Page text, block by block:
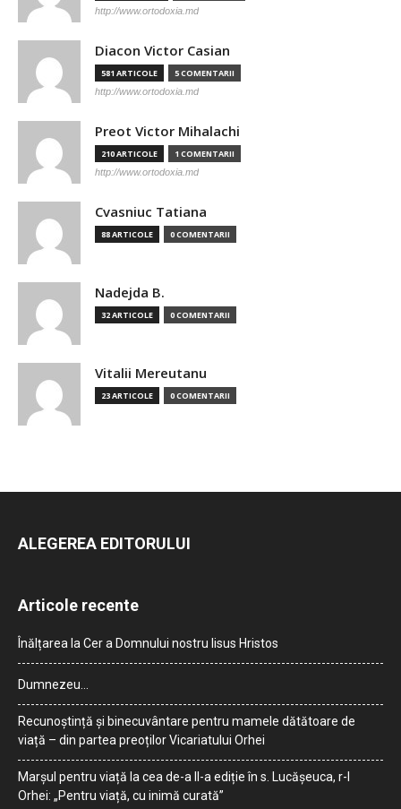
http://www.ortodoxia.md
Diacon Victor Casian
581 ARTICOLE 5 COMENTARII
http://www.ortodoxia.md
Preot Victor Mihalachi
210 ARTICOLE 1 COMENTARII
http://www.ortodoxia.md
Cvasniuc Tatiana
88 ARTICOLE 0 COMENTARII
Nadejda B.
32 ARTICOLE 0 COMENTARII
Vitalii Mereutanu
23 ARTICOLE 0 COMENTARII
ALEGEREA EDITORULUI
Articole recente
Înălțarea la Cer a Domnului nostru Iisus Hristos
Dumnezeu…
Recunoștință și binecuvântare pentru mamele dătătoare de
viață – din partea preoților Vicariatului Orhei
Marșul pentru viață la cea de-a II-a ediție în s. Lucășeuca, r-l
Orhei: „Pentru viață, cu inimă curată”